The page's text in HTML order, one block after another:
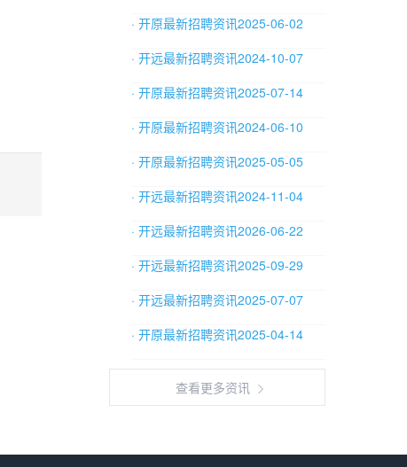
· 开原最新招聘资讯2025-06-02
· 开远最新招聘资讯2024-10-07
· 开原最新招聘资讯2025-07-14
· 开原最新招聘资讯2024-06-10
· 开原最新招聘资讯2025-05-05
· 开远最新招聘资讯2024-11-04
· 开远最新招聘资讯2026-06-22
· 开远最新招聘资讯2025-09-29
· 开远最新招聘资讯2025-07-07
· 开原最新招聘资讯2025-04-14
查看更多资讯